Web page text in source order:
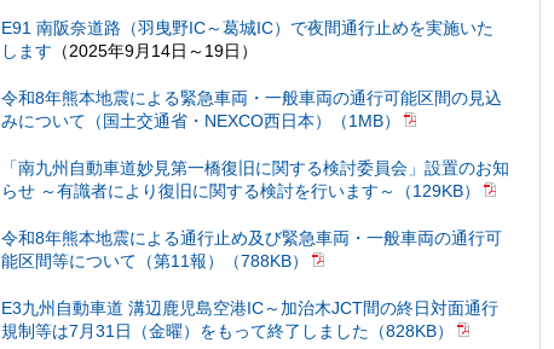
E91 南阪奈道路（羽曳野IC～葛󠄀城IC）で夜間通行止めを実施いた
します （2025年9月14日～19日）
令和8年熊本地震による緊急車両・一般車両の通行可能区間の見込
みについて（国土交通省・NEXCO西日本）（1MB）
「南九州自動車道妙見第一橋復旧に関する検討委員会」設置のお知
らせ ～有識者により復旧に関する検討を行います～（129KB）
令和8年熊本地震による通行止め及び緊急車両・一般車両の通行可
能区間等について（第11報）（788KB）
E3九州自動車道 溝辺鹿児島空港IC～加治木JCT間の終日対面通行
規制等は7月31日（金曜）をもって終了しました（828KB）